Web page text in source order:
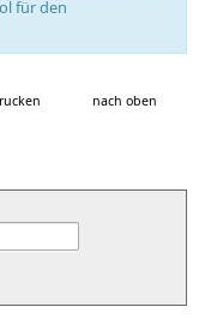
für den
nach oben